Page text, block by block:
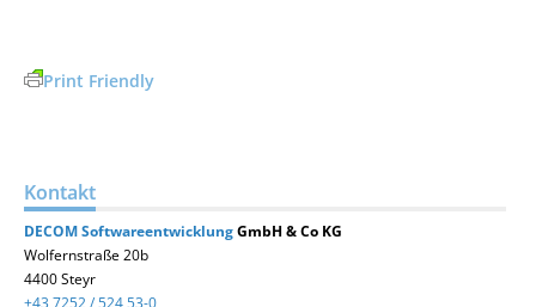
Print Friendly
Kontakt
DECOMSoftwareentwicklungGmbH & Co KG
Wolfernstraße 20b
4400 Steyr
+43 7252 / 524 53-0